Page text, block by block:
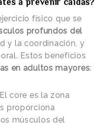
a prevenir caídas?
físico que se
profundos del
y la coordinación, y
Estos beneficios
en adultos mayores:
El core es la zona
proporciona
músculos del